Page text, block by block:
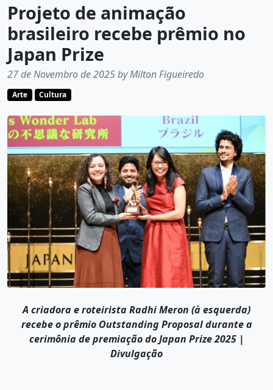
Projeto de animação
brasileiro recebe prêmio no
Japan Prize
27 de Novembro de 2025 by Milton Figueiredo
Arte Cultura
A criadora e roteirista Radhi Meron (à esquerda)
recebe o prêmio Outstanding Proposal durante a
cerimônia de premiação do Japan Prize 2025 |
Divulgação